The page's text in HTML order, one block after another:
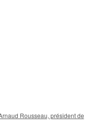
Rousseau, président de